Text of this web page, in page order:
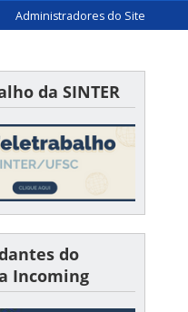
Administradores do Site
da SINTER
do
Incoming